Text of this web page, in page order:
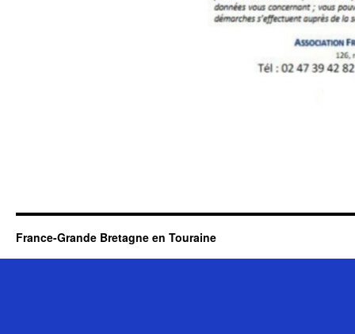
France-Grande Bretagne en Touraine